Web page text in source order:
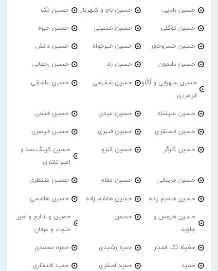
حسین بابایی حسین باج و شهریار حسین تک
حسین توکلی حسین حسینی حسین خبره
حسین خسروخاور حسین خیرخواه حسین دانش
حسین دایمون حسین راد حسین رحمانی
حسین سهرابی و اُکُلو
فرامرزی
حسین شفیعی حسین عاشقی
حسین علیشاه حسین عیدی حسین فتحی
حسین فسنقری حسین قنبری حسین قیصری
حسین کارگر حسین کنزو
حسین کینگ سد و
امیر تاتاری
حسین مزینانی حسین مقام حسین منتظری
حسین هاسم زاده حسین هاشم زاده حسین هاشمی
حسین هرمس و
جاوید
حصمن
حصین و شایع و امیر
خلوت و عرفان
حفیظ تک استار حمزه رشیدی حمزه محمدی
حمید حمید اصغری حمید افتخاری